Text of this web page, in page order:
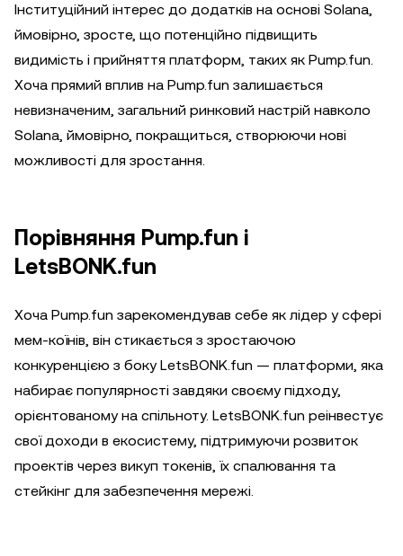
Інституційний інтерес до додатків на основі Solana,
ймовірно, зросте, що потенційно підвищить
видимість і прийняття платформ, таких як Pump.fun.
Хоча прямий вплив на Pump.fun залишається
невизначеним, загальний ринковий настрій навколо
Solana, ймовірно, покращиться, створюючи нові
можливості для зростання.
Порівняння Pump.fun і
LetsBONK.fun
Хоча Pump.fun зарекомендував себе як лідер у сфері
мем-коїнів, він стикається з зростаючою
конкуренцією з боку LetsBONK.fun — платформи, яка
набирає популярності завдяки своєму підходу,
орієнтованому на спільноту. LetsBONK.fun реінвестує
свої доходи в екосистему, підтримуючи розвиток
проектів через викуп токенів, їх спалювання та
стейкінг для забезпечення мережі.